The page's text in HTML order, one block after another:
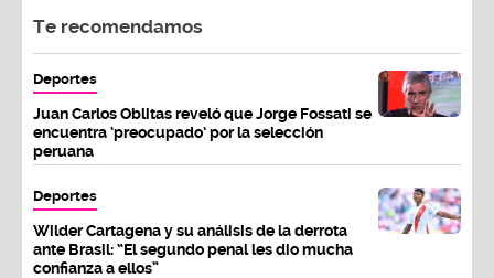
Te recomendamos
Deportes
Juan Carlos Oblitas reveló que Jorge Fossati se
encuentra ‘preocupado’ por la selección
peruana
Deportes
Wilder Cartagena y su análisis de la derrota
ante Brasil: “El segundo penal les dio mucha
confianza a ellos”